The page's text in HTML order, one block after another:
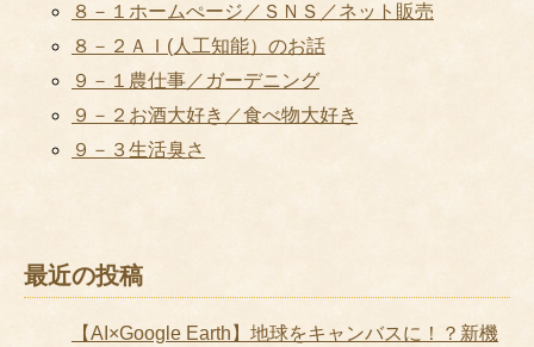
８－１ホームぺージ／ＳＮＳ／ネット販売
８－２ＡＩ(人工知能）のお話
９－１農仕事／ガーデニング
９－２お酒大好き／食べ物大好き
９－３生活臭さ
最近の投稿
【AI×Google Earth】地球をキャンバスに！？新機